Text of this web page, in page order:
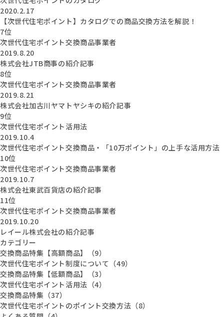
2020.2.17
【次世代住宅ポイント】カタログでの商品交換方法を解説！
7位
次世代住宅ポイント交換商品事業者
2019.8.20
株式会社JTB商事の紹介記事
8位
次世代住宅ポイント交換商品事業者
2019.8.21
株式会社加古川ヤマトヤシキの紹介記事
9位
次世代住宅ポイント活用法
2019.10.4
次世代住宅ポイント交換商品・「10万ポイント」の上手な活用方法
10位
次世代住宅ポイント交換商品事業者
2019.10.7
株式会社東武百貨店の紹介記事
11位
次世代住宅ポイント交換商品事業者
2019.10.20
レイール株式会社の紹介記事
カテゴリー
交換商品特集【高額商品】（9）
次世代住宅ポイント制度について（49）
交換商品特集【低額商品】（3）
次世代住宅ポイント活用法（4）
交換商品特集（37）
次世代住宅ポイントのポイント交換方法（8）